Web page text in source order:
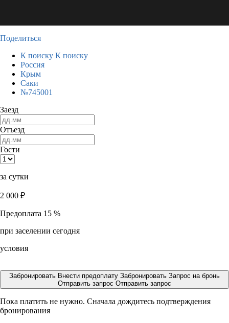
Поделиться
К поиску К поиску
Россия
Крым
Саки
№745001
Заезд
Отъезд
Гости
за сутки
2 000 ₽
Предоплата 15 %
при заселении сегодня
условия
Забронировать Внести предоплату Забронировать Запрос на бронь
Отправить запрос Отправить запрос
Пока платить не нужно. Сначала дождитесь подтверждения
бронирования